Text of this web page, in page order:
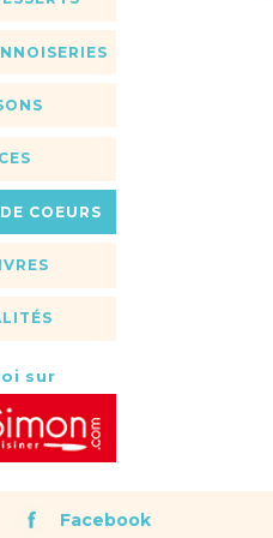
COEURS
sur
Facebook